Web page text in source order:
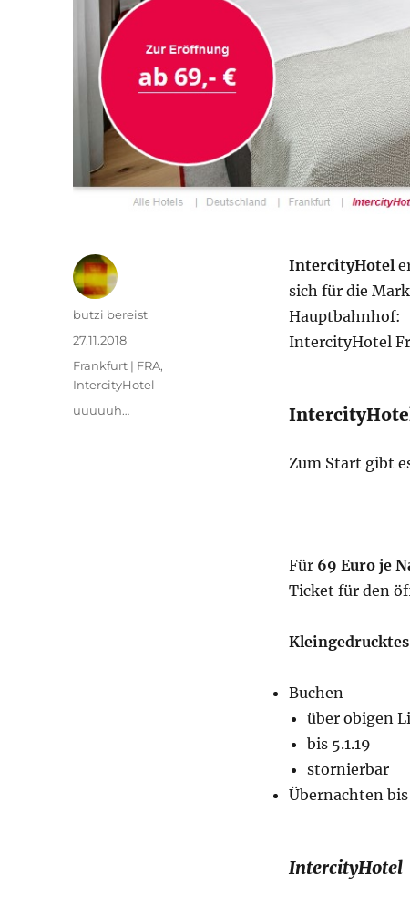
IntercityHotel
sich für die
Hauptbahnhof:
IntercityHotel
Zum Start gibt
Für 69 Euro je
Ticket für den
Kleingedrucktes
Buchen
über obigen
bis 5.1.19
stornierbar
Übernachten bis
IntercityHotel
Autor
butzi bereist
Veröffentlicht
27.11.2018
Kategorien
Frankfurt | FRA,
IntercityHotel
Schlagwörter
uuuuuh…